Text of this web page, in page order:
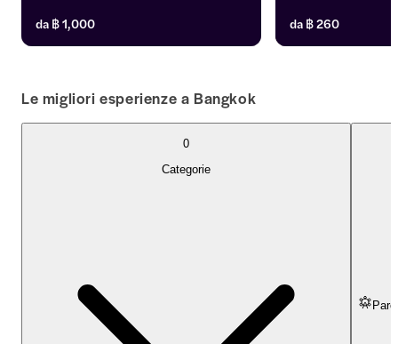
Ammirate Bangkok dal Mahanakhon
SkyWalk, il ponte più alto della città.
Catturate le viste dello skyline ed
da ฿ 1,000
Visita l'Antica città
un museo
luoghi simbolo
da ฿ 260
Le migliori esperienze a Bangkok
0
Categorie